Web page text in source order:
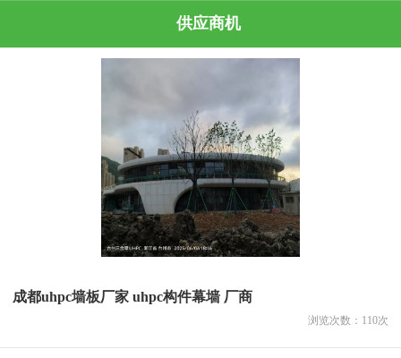
供应商机
成都uhpc墙板厂家 uhpc构件幕墙 厂商
浏览次数： 110次